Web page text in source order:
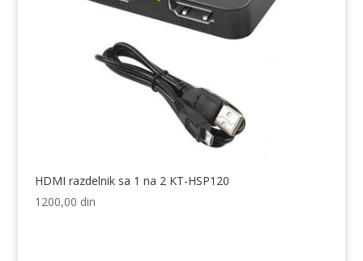
HDMI razdelnik sa 1 na 2 KT-HSP120
1200,00 din